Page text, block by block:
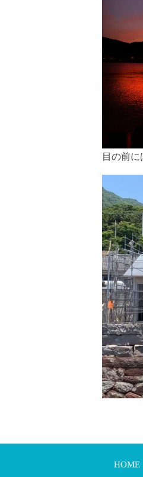
目の前に
HOME